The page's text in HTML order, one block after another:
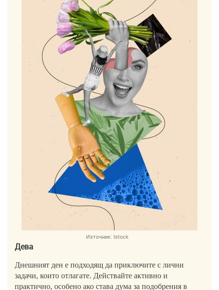
Източник: Istock
Дева
Днешният ден е подходящ да приключите с лични
задачи, които отлагате. Действайте активно и
практично, особено ако става дума за подобрения в